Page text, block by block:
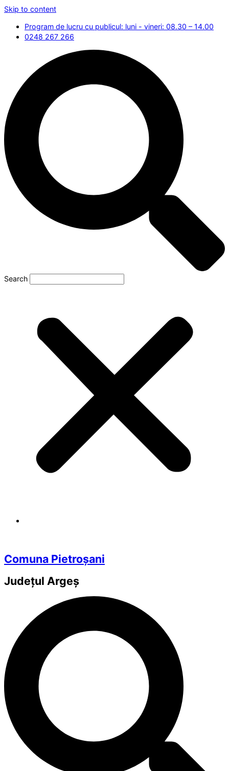
Skip to content
Program de lucru cu publicul: luni - vineri: 08.30 – 14.00
0248 267 266
Search
Comuna Pietroșani
Județul Argeș